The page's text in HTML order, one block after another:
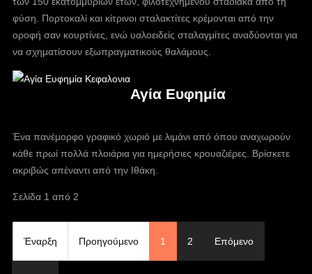
φύση. Πορτοκαλί και κίτρινοι σταλακτίτες κρέμονται από την
οροφή σαν κουρτίνες, ενώ υαλοειδείς σταλαγμίτες αναδύονται για
να σχηματίσουν εξωπραγματικούς θαλάμους.
Αγία Ευφημία
Ένα πανέμορφο γραφικό χωριό με λιμάνι από όπου αναχωρούν
κάθε πρωί πολλά πλοιάρια για ημερήσιες κρουαζιέρες. Βρίσκετε
ακριβώς απέναντι από την Ιθάκη.
Σελίδα 1 από 2
Έναρξη Προηγούμενο 1 2 Επόμενο